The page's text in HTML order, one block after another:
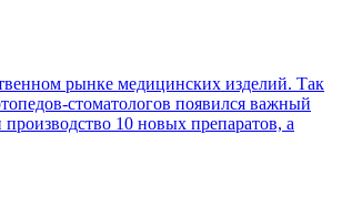
рынке медицинских изделий. Так
стоматологов появился важный
10 новых препаратов, а